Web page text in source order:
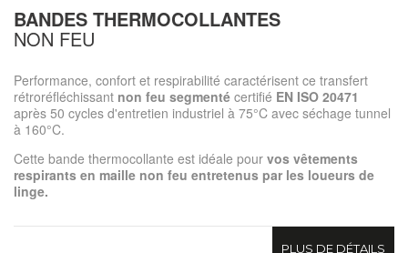
BANDES THERMOCOLLANTES
NON FEU
Performance, confort et respirabilité caractérisent ce transfert
rétroréfléchissant non feu segmenté certifié EN ISO 20471
après 50 cycles d'entretien industriel à 75°C avec séchage tunnel
à 160°C.
Cette bande thermocollante est idéale pour vos vêtements
respirants en maille non feu entretenus par les loueurs de
linge.
PLUS DE DÉTAILS